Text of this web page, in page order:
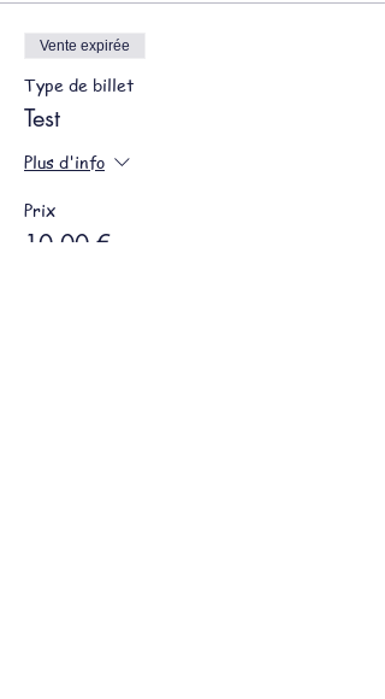
Vente expirée
Type de billet
Test
Plus d'info
Prix
10,00 €